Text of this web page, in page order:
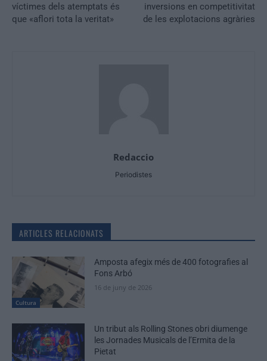
víctimes dels atemptats és
que «aflori tota la veritat»
inversions en competitivitat
de les explotacions agràries
Redaccio
Periodistes
ARTICLES RELACIONATS
Cultura
Amposta afegix més de 400 fotografies al
Fons Arbó
16 de juny de 2026
Un tribut als Rolling Stones obri diumenge
les Jornades Musicals de l’Ermita de la
Pietat